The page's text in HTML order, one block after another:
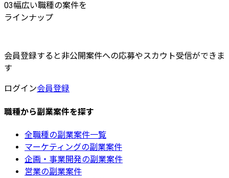
03幅広い職種の案件を
ラインナップ
会員登録すると非公開案件への応募やスカウト受信ができま
す
ログイン会員登録
職種から副業案件を探す
全職種の副業案件一覧
マーケティングの副業案件
企画・事業開発の副業案件
営業の副業案件